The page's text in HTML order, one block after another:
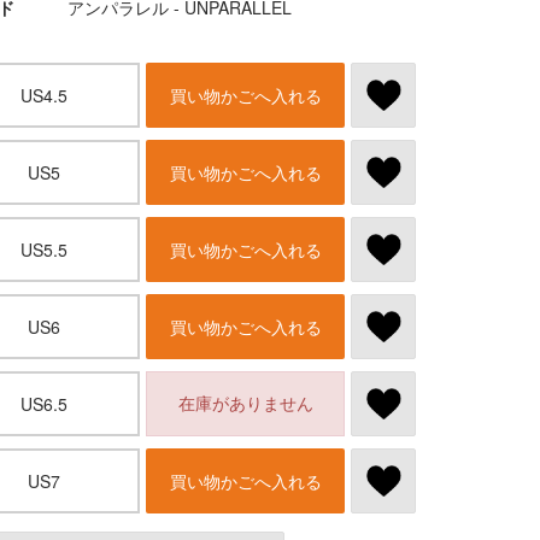
アンパラレル - UNPARALLEL
US4.5 買い物かごへ入れる
US5 買い物かごへ入れる
US5.5 買い物かごへ入れる
US6 買い物かごへ入れる
US6.5 在庫がありません
US7 買い物かごへ入れる